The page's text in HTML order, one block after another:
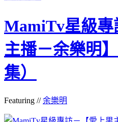
MamiTv星級專
主播－余樂明
集）
Featuring //余樂明